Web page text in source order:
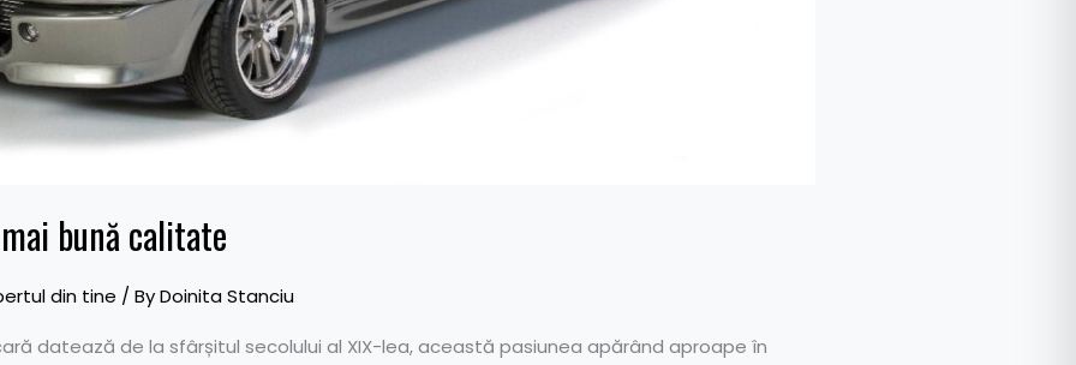
bună calitate
din tine / ByDoinita Stanciu
datează de la sfârșitul secolului al XIX-lea, această pasiunea apărând aproape în